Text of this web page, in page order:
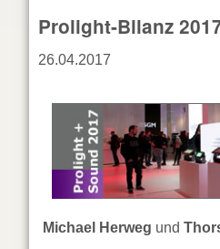
Prolight-Bilanz
26.04.2017
Michael Herweg und